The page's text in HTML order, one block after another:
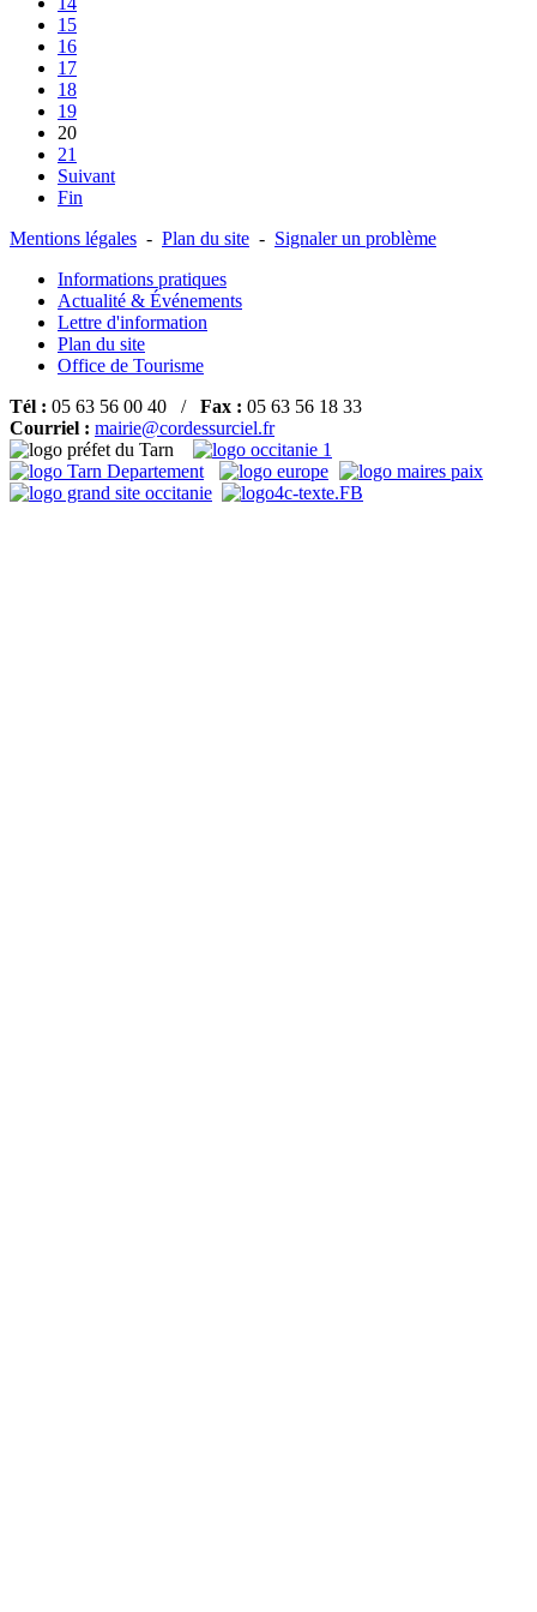
15
16
17
18
19
20
21
Suivant
Fin
Mentions légales - Plan du site - Signaler un problème
Informations pratiques
Actualité & Événements
Lettre d'information
Plan du site
Office de Tourisme
Tél : 05 63 56 00 40 / Fax : 05 63 56 18 33
Courriel : mairie@cordessurciel.fr